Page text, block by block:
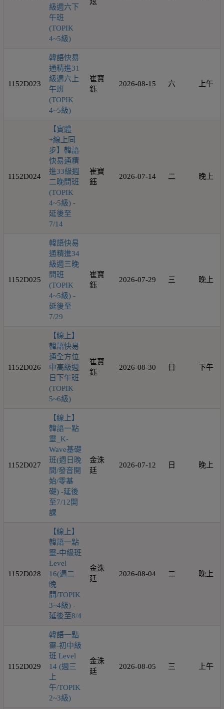
級週六下
午班
(TOPIK
4~5級)
炫
1152D023
韓語快易
通精進31
級週六上
午班
(TOPIK
4~5級)
崔寶
鈺
2026-08-15 六 上午
1152D024
【實體
+線上同
步】韓語
快易通精
進33級週
二晚間班
(TOPIK
4~5級) -
延後至
7/14
崔寶
鈺
2026-07-14 二 晚上
1152D025
韓語快易
通精進34
級週三晚
間班
(TOPIK
4~5級) -
延後至
7/29
崔寶
鈺
2026-07-29 三 晚上
1152D026
【線上】
韓語快易
通全方位
中高級週
日下午班
(TOPIK
5~6級)
崔寶
鈺
2026-08-30 日 下午
1152D027
【線上】
韓語一點
靈_K-
Wave基礎
班(週日晚
間/發音開
始/零基
礎) -延後
至7/12開
課
金洙
廷
2026-07-12 日 晚上
1152D028
【線上】
韓語一點
靈-中級班
Level
16(週二
晚
間/TOPIK
3~4級) -
延後至8/4
金洙
廷
2026-08-04 二 晚上
1152D029
韓語一點
靈-初中級
班 Level
14 (週三
上
午/TOPIK
2~3級)
金洙
廷
2026-08-05 三 上午